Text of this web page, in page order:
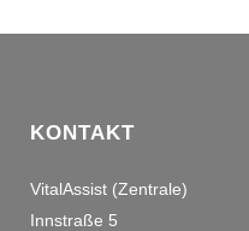
KONTAKT
VitalAssist (Zentrale)
Innstraße 5